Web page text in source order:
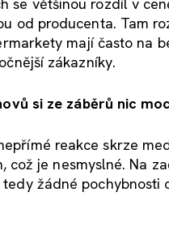
od producenta. Tam
mají často na
zákazníky.
si ze záběrů nic
reakce skrze
což je nesmyslné. Na
žádné pochybnosti